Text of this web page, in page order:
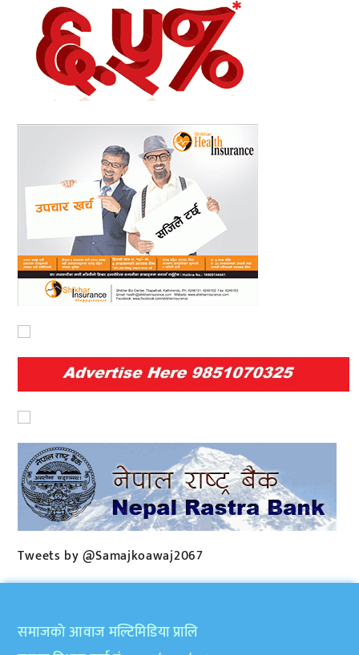
Tweets by @Samajkoawaj2067
समाजकाे आवाज मल्टिमिडिया प्रालि